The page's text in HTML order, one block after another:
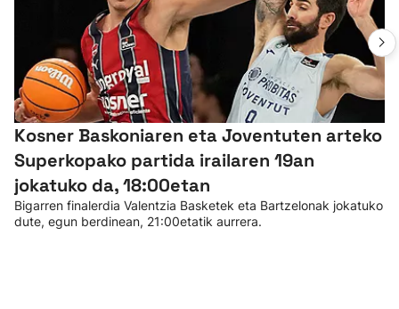
Kosner Baskoniaren eta Joventuten arteko
Superkopako partida irailaren 19an
jokatuko da, 18:00etan
Bigarren finalerdia Valentzia Basketek eta Bartzelonak jokatuko
dute, egun berdinean, 21:00etatik aurrera.